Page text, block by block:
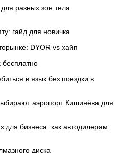
разных зон тела:
гайд для новичка
DYOR vs хайп
бесплатно
в язык без поездки в
аэропорт Кишинёва для
бизнеса: как автодилерам
диска